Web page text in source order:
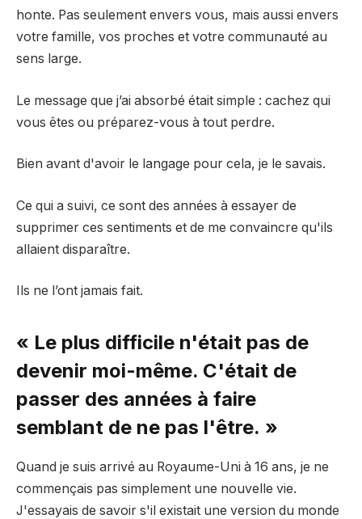
honte. Pas seulement envers vous, mais aussi envers
votre famille, vos proches et votre communauté au
sens large.
Le message que j’ai absorbé était simple : cachez qui
vous êtes ou préparez-vous à tout perdre.
Bien avant d'avoir le langage pour cela, je le savais.
Ce qui a suivi, ce sont des années à essayer de
supprimer ces sentiments et de me convaincre qu'ils
allaient disparaître.
Ils ne l’ont jamais fait.
« Le plus difficile n'était pas de
devenir moi-même. C'était de
passer des années à faire
semblant de ne pas l'être. »
Quand je suis arrivé au Royaume-Uni à 16 ans, je ne
commençais pas simplement une nouvelle vie.
J'essayais de savoir s'il existait une version du monde